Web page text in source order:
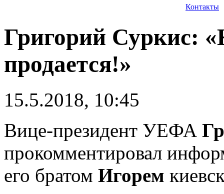
Контакты
Григорий Суркис:
продается!»
15.5.2018, 10:45
Вице-президент УЕФА
прокомментировал
его братом Игорем